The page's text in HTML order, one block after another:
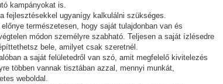
kampányokat is.
fejlesztésekkel ugyanígy kalkulálni szükséges.
természetesen, hogy saját tulajdonban van és
módon személyre szabható. Teljesen a saját ízlésedre
bele, amilyet csak szeretnél.
a saját felületedről van szó, amit megfelelő kivitelezés
többen vannak tisztában azzal, mennyi munkát,
weboldal.